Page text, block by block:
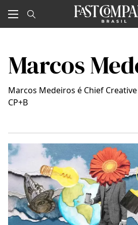
Marcos
Marcos Medeiros é Chief
CP+B